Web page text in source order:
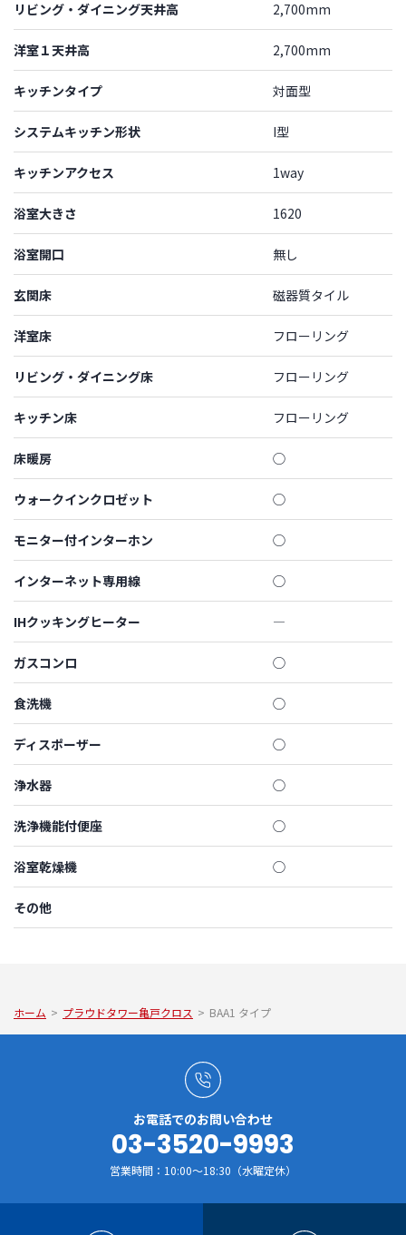
リビング・ダイニング天井高 2,700mm
洋室１天井高 2,700mm
キッチンタイプ 対面型
システムキッチン形状 I型
キッチンアクセス 1way
浴室大きさ 1620
浴室開口 無し
玄関床 磁器質タイル
洋室床 フローリング
リビング・ダイニング床 フローリング
キッチン床 フローリング
床暖房 ◯
ウォークインクロゼット ◯
モニター付インターホン ◯
インターネット専用線 ◯
IHクッキングヒーター ―
ガスコンロ ◯
食洗機 ◯
ディスポーザー ◯
浄水器 ◯
洗浄機能付便座 ◯
浴室乾燥機 ◯
その他
ホーム > プラウドタワー亀戸クロス > BAA1 タイプ
お電話でのお問い合わせ
03-3520-9993
営業時間：10:00～18:30（水曜定休）